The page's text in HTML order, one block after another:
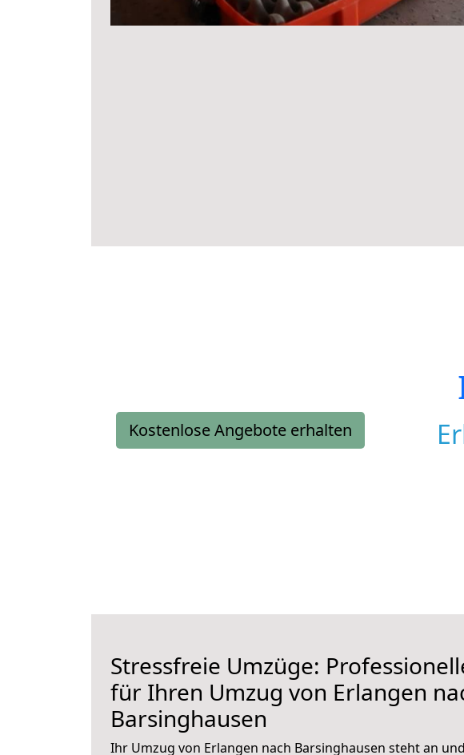
Kostenlose Angebote erhalten
Stressfreie Umzüge:
für Ihren Umzug von Erlangen
Barsinghausen
Ihr Umzug von Erlangen nach Barsinghausen steht an